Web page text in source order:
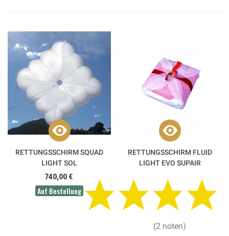
RETTUNGSSCHIRM SQUAD
LIGHT SOL
740,00 €
Auf Bestellung
RETTUNGSSCHIRM FLUID
LIGHT EVO SUPAIR
(2 noten)